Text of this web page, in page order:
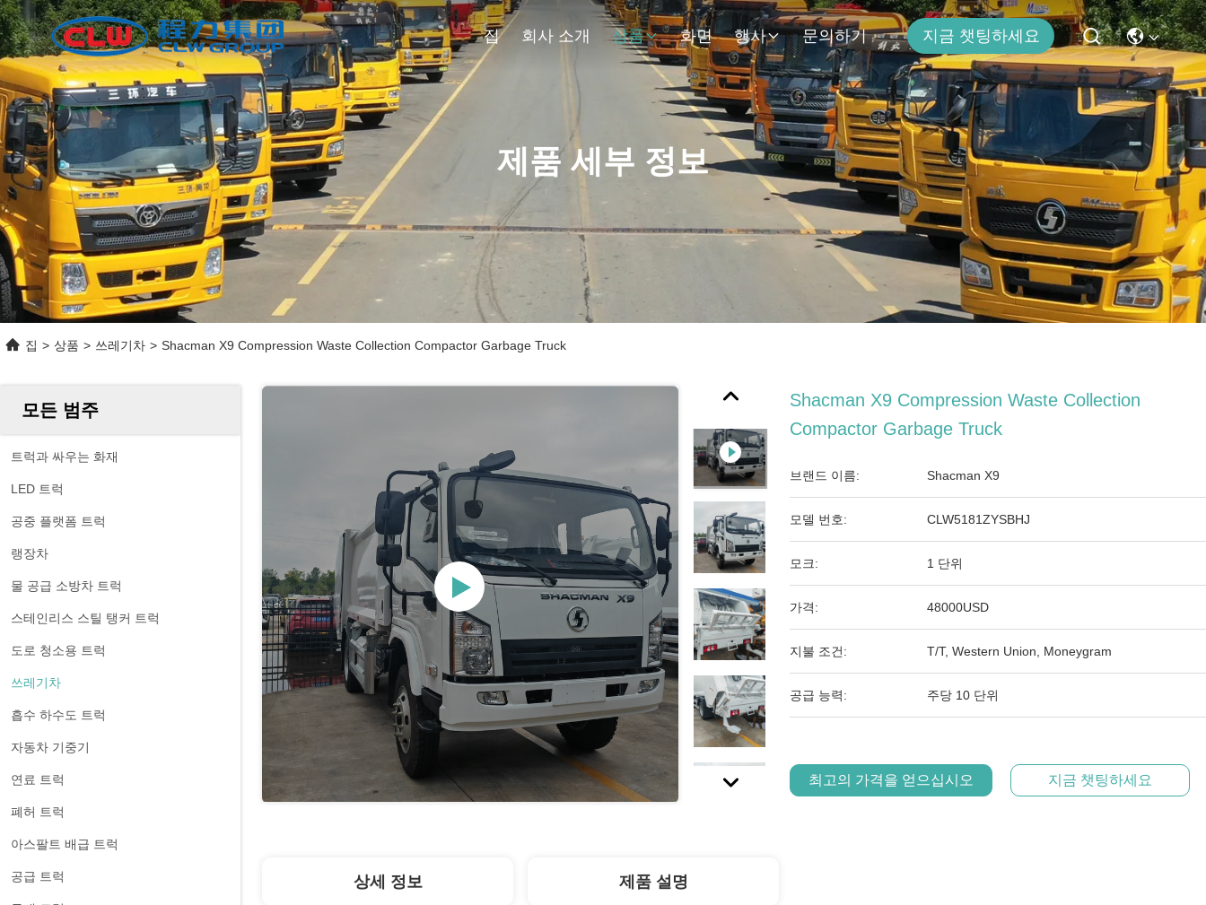
집 회사 소개 상품 화면 행사 문의하기 지금 챗팅하세요
제품 세부 정보
집 > 상품 > 쓰레기차 > Shacman X9 Compression Waste Collection Compactor Garbage Truck
모든 범주
트럭과 싸우는 화재
LED 트럭
공중 플랫폼 트럭
랭장차
물 공급 소방차 트럭
스테인리스 스틸 탱커 트럭
도로 청소용 트럭
쓰레기차
흡수 하수도 트럭
자동차 기중기
연료 트럭
폐허 트럭
아스팔트 배급 트럭
공급 트럭
Shacman X9 Compression Waste Collection
Compactor Garbage Truck
브랜드 이름: Shacman X9
모델 번호: CLW5181ZYSBHJ
모크: 1 단위
가격: 48000USD
지불 조건: T/T, Western Union, Moneygram
공급 능력: 주당 10 단위
최고의 가격을 얻으십시오 지금 챗팅하세요
상세 정보 제품 설명